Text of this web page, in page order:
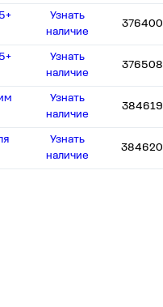
Узнать
наличие
376400
Узнать
наличие
376508
Узнать
наличие
384619
Узнать
наличие
384620